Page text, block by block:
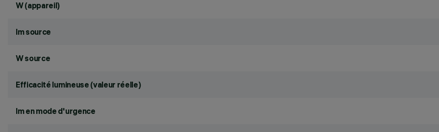
W (appareil)
lm source
W source
Efficacité lumineuse (valeur réelle)
lm en mode d'urgence